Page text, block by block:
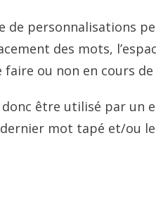
de personnalisations
des mots,
ou non en cours
être utilisé par un
mot tapé et/ou